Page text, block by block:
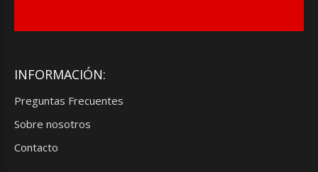
INFORMACIÓN:
Preguntas Frecuentes
Sobre nosotros
Contacto